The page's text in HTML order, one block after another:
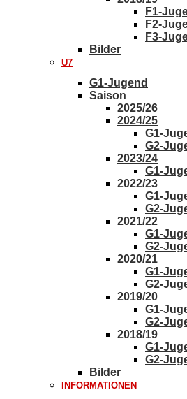
F1-
F2-
F3-
Bilder
U7
G1-Jugend
Saison
2025/26
2024/25
G1-
G2-
2023/24
G1-
2022/23
G1-
G2-
2021/22
G1-
G2-
2020/21
G1-
G2-
2019/20
G1-
G2-
2018/19
G1-
G2-
Bilder
INFORMATIONEN